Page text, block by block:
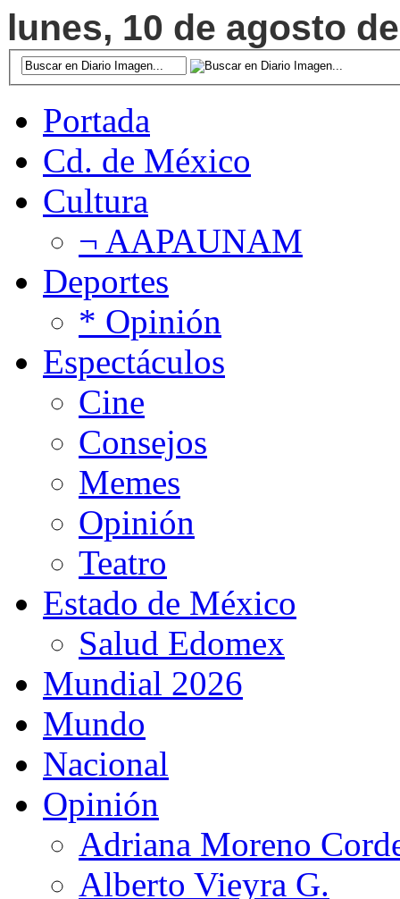
lunes, 10 de agosto
Portada
Cd. de México
Cultura
¬ AAPAUNAM
Deportes
* Opinión
Espectáculos
Cine
Consejos
Memes
Opinión
Teatro
Estado de México
Salud Edomex
Mundial 2026
Mundo
Nacional
Opinión
Adriana Moreno
Alberto Vieyra G.